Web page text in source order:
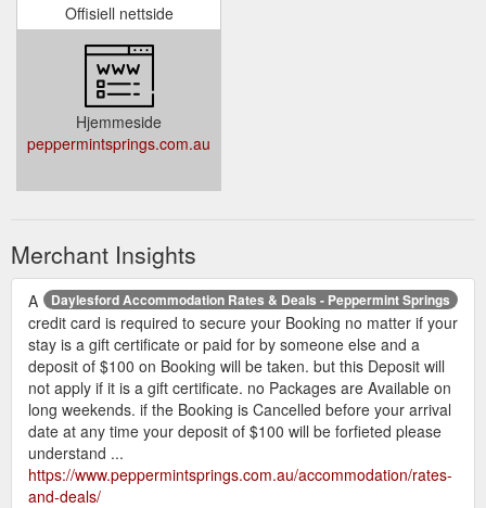
Offisiell nettside
Hjemmeside
peppermintsprings.com.au
Merchant Insights
Daylesford Accommodation Rates & Deals - Peppermint Springs
A
credit card is required to secure your Booking no matter if your
stay is a gift certificate or paid for by someone else and a
deposit of $100 on Booking will be taken. but this Deposit will
not apply if it is a gift certificate. no Packages are Available on
long weekends. if the Booking is Cancelled before your arrival
date at any time your deposit of $100 will be forfieted please
understand ...
https://www.peppermintsprings.com.au/accommodation/rates-
and-deals/